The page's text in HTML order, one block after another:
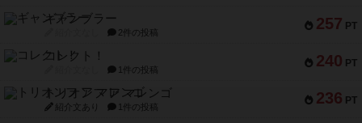
257 PT
ギャンブラー
2件の投稿
240 PT
コレクト！
1件の投稿
236 PT
トリオンフ ア マレンゴ
紹介文あり 1件の投稿